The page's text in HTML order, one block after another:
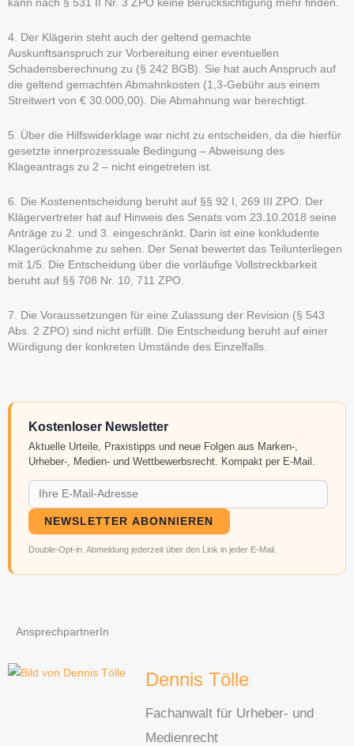
kann nach § 531 II Nr. 3 ZPO keine Berücksichtigung mehr finden.
4. Der Klägerin steht auch der geltend gemachte
Auskunftsanspruch zur Vorbereitung einer eventuellen
Schadensberechnung zu (§ 242 BGB). Sie hat auch Anspruch auf
die geltend gemachten Abmahnkosten (1,3-Gebühr aus einem
Streitwert von € 30.000,00). Die Abmahnung war berechtigt.
5. Über die Hilfswiderklage war nicht zu entscheiden, da die hierfür
gesetzte innerprozessuale Bedingung – Abweisung des
Klageantrags zu 2 – nicht eingetreten ist.
6. Die Kostenentscheidung beruht auf §§ 92 I, 269 III ZPO. Der
Klägervertreter hat auf Hinweis des Senats vom 23.10.2018 seine
Anträge zu 2. und 3. eingeschränkt. Darin ist eine konkludente
Klagerücknahme zu sehen. Der Senat bewertet das Teilunterliegen
mit 1/5. Die Entscheidung über die vorläufige Vollstreckbarkeit
beruht auf §§ 708 Nr. 10, 711 ZPO.
7. Die Voraussetzungen für eine Zulassung der Revision (§ 543
Abs. 2 ZPO) sind nicht erfüllt. Die Entscheidung beruht auf einer
Würdigung der konkreten Umstände des Einzelfalls.
Kostenloser Newsletter
Aktuelle Urteile, Praxistipps und neue Folgen aus Marken-,
Urheber-, Medien- und Wettbewerbsrecht. Kompakt per E-Mail.
NEWSLETTER ABONNIEREN
Double-Opt-in. Abmeldung jederzeit über den Link in jeder E-Mail.
AnsprechpartnerIn
Dennis Tölle
Fachanwalt für Urheber- und
Medienrecht